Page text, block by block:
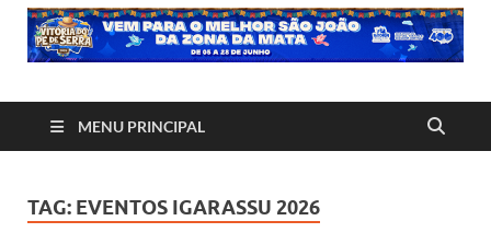
MENU PRINCIPAL
TAG: EVENTOS IGARASSU 2026